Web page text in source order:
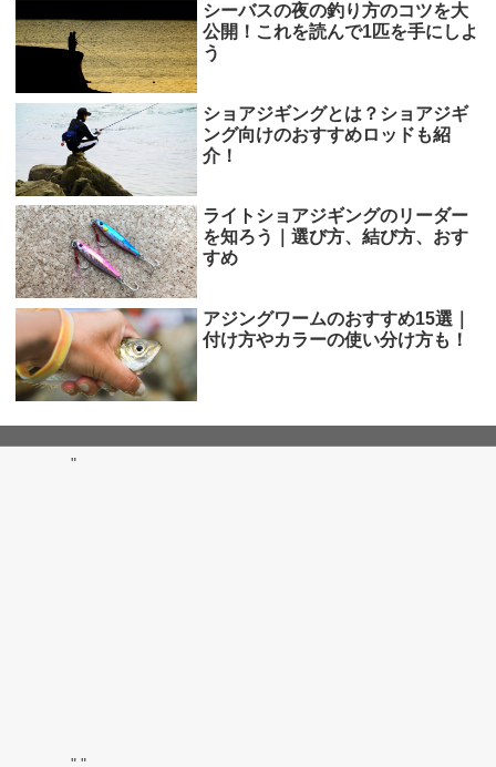
シーバスの夜の釣り方のコツを大
公開！これを読んで1匹を手にしよ
う
ショアジギングとは？ショアジギ
ング向けのおすすめロッドも紹
介！
ライトショアジギングのリーダー
を知ろう｜選び方、結び方、おす
すめ
アジングワームのおすすめ15選｜
付け方やカラーの使い分け方も！
"